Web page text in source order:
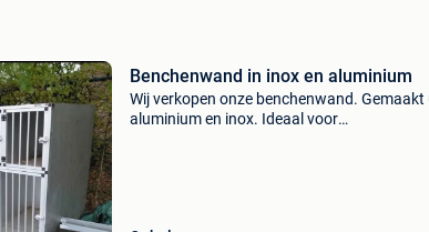
Benchenwand in inox en aluminium
Wij verkopen onze benchenwand. Gemaakt
aluminium en inox. Ideaal voor